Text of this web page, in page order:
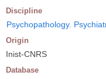
Discipline
Psychopathology.
Origin
Inist-CNRS
Database